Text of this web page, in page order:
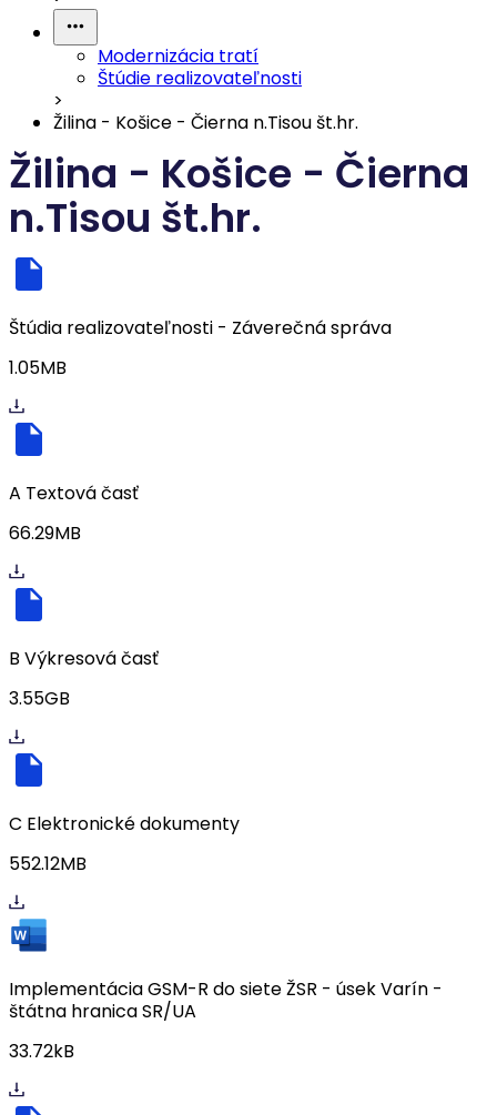
Modernizácia tratí
Štúdie realizovateľnosti
>
Žilina - Košice - Čierna n.Tisou št.hr.
Žilina - Košice - Čierna
n.Tisou št.hr.
Štúdia realizovateľnosti - Záverečná správa
1.05MB
A Textová časť
66.29MB
B Výkresová časť
3.55GB
C Elektronické dokumenty
552.12MB
Implementácia GSM-R do siete ŽSR - úsek Varín -
štátna hranica SR/UA
33.72kB